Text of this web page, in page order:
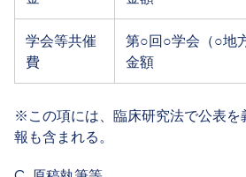
学会等共催
費
第○回○学会（○地
金額
※この項には、臨床研究法で公表を
報も含まれる。